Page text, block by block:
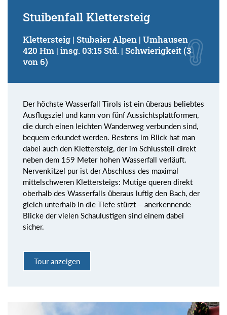
Stuibenfall Klettersteig
Klettersteig | Stubaier Alpen | Umhausen
420 Hm | insg. 03:15 Std. | Schwierigkeit (3
von 6)
Der höchste Wasserfall Tirols ist ein überaus beliebtes
Ausflugsziel und kann von fünf Aussichtsplattformen,
die durch einen leichten Wanderweg verbunden sind,
bequem erkundet werden. Bestens im Blick hat man
dabei auch den Klettersteig, der im Schlussteil direkt
neben dem 159 Meter hohen Wasserfall verläuft.
Nervenkitzel pur ist der Abschluss des maximal
mittelschweren Klettersteigs: Mutige queren direkt
oberhalb des Wasserfalls überaus luftig den Bach, der
gleich unterhalb in die Tiefe stürzt – anerkennende
Blicke der vielen Schaulustigen sind einem dabei
sicher.
Tour anzeigen